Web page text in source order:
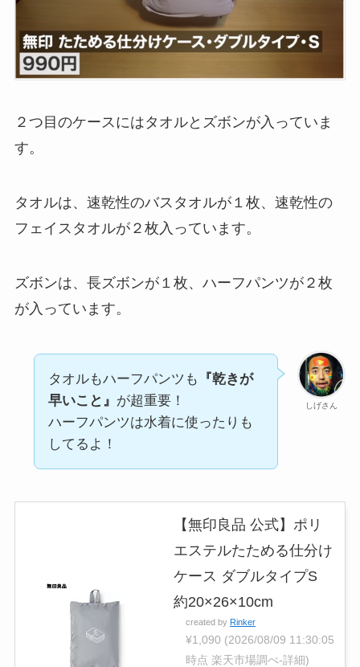
２つ目のケースにはタオルとズボンが入っていま
す。
タオルは、速乾性のバスタオルが１枚、速乾性の
フェイスタオルが２枚入っています。
ズボンは、長ズボンが１枚、ハーフパンツが２枚
が入っています。
しげさん
タオルもハーフパンツも
『乾きが
早いこと』 が超重要！
ハーフパンツは水着に使ったりも
してるよ！
【無印良品 公式】ポリ
エステルたためる仕分け
ケース ダブルタイプS
約20×26×10cm
created by Rinker
¥1,090 (2026/08/09 11:30:05
時点 楽天市場調べ-詳細)